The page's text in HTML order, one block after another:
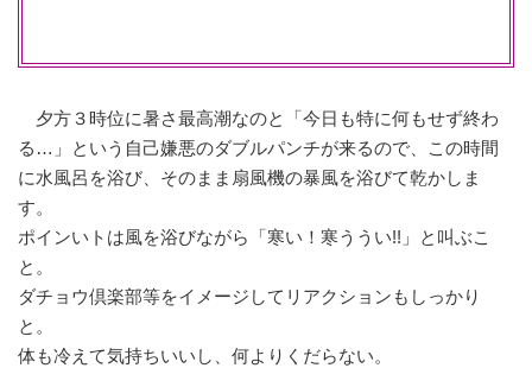
夕方３時位に暑さ最高潮なのと「今日も特に何もせず終わ
る…」という自己嫌悪のダブルパンチが来るので、この時間
に水風呂を浴び、そのまま扇風機の暴風を浴びて乾かしま
す。
ポインいトは風を浴びながら「寒い！寒ううい!!」と叫ぶこ
と。
ダチョウ倶楽部等をイメージしてリアクションもしっかり
と。
体も冷えて気持ちいいし、何よりくだらない。